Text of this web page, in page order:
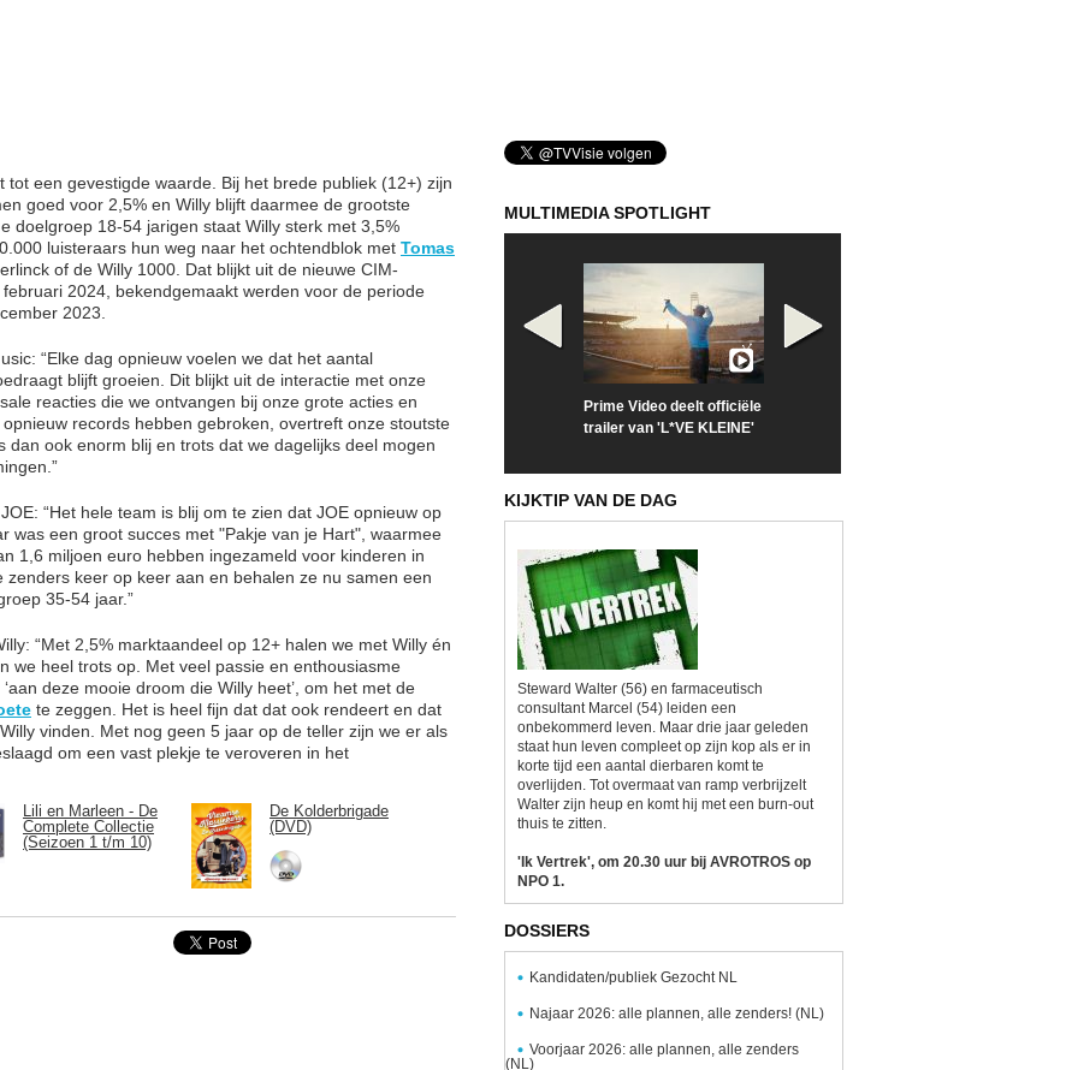
een gevestigde waarde. Bij het brede publiek (12+) zijn
goed voor 2,5% en Willy blijft daarmee de grootste
doelgroep 18-54 jarigen staat Willy sterk met 3,5%
luisteraars hun weg naar het ochtendblok met Tomas
of de Willy 1000. Dat blijkt uit de nieuwe CIM-
2024, bekendgemaakt werden voor de periode
2023.
“Elke dag opnieuw voelen we dat het aantal
blijft groeien. Dit blijkt uit de interactie met onze
reacties die we ontvangen bij onze grote acties en
records hebben gebroken, overtreft onze stoutste
dan ook enorm blij en trots dat we dagelijks deel mogen
“Het hele team is blij om te zien dat JOE opnieuw op
was een groot succes met "Pakje van je Hart", waarmee
1,6 miljoen euro hebben ingezameld voor kinderen in
keer op keer aan en behalen ze nu samen een
35-54 jaar.”
“Met 2,5% marktaandeel op 12+ halen we met Willy én
we heel trots op. Met veel passie en enthousiasme
deze mooie droom die Willy heet’, om het met de
te zeggen. Het is heel fijn dat dat ook rendeert en dat
vinden. Met nog geen 5 jaar op de teller zijn we er als
om een vast plekje te veroveren in het
Lili en Marleen - De
Complete Collectie
(Seizoen 1 t/m 10)
De Kolderbrigade
(DVD)
MULTIMEDIA SPOTLIGHT
Prime Video deelt officiële
trailer van 'L*VE KLEINE'
KIJKTIP VAN DE DAG
Steward Walter (56) en farmaceutisch
consultant Marcel (54) leiden een
onbekommerd leven. Maar drie jaar geleden
staat hun leven compleet op zijn kop als er in
korte tijd een aantal dierbaren komt te
overlijden. Tot overmaat van ramp verbrijzelt
Walter zijn heup en komt hij met een burn-out
thuis te zitten.
'Ik Vertrek', om 20.30 uur bij AVROTROS op
NPO 1.
DOSSIERS
Kandidaten/publiek Gezocht NL
Najaar 2026: alle plannen, alle zenders! (NL)
Voorjaar 2026: alle plannen, alle zenders
(NL)